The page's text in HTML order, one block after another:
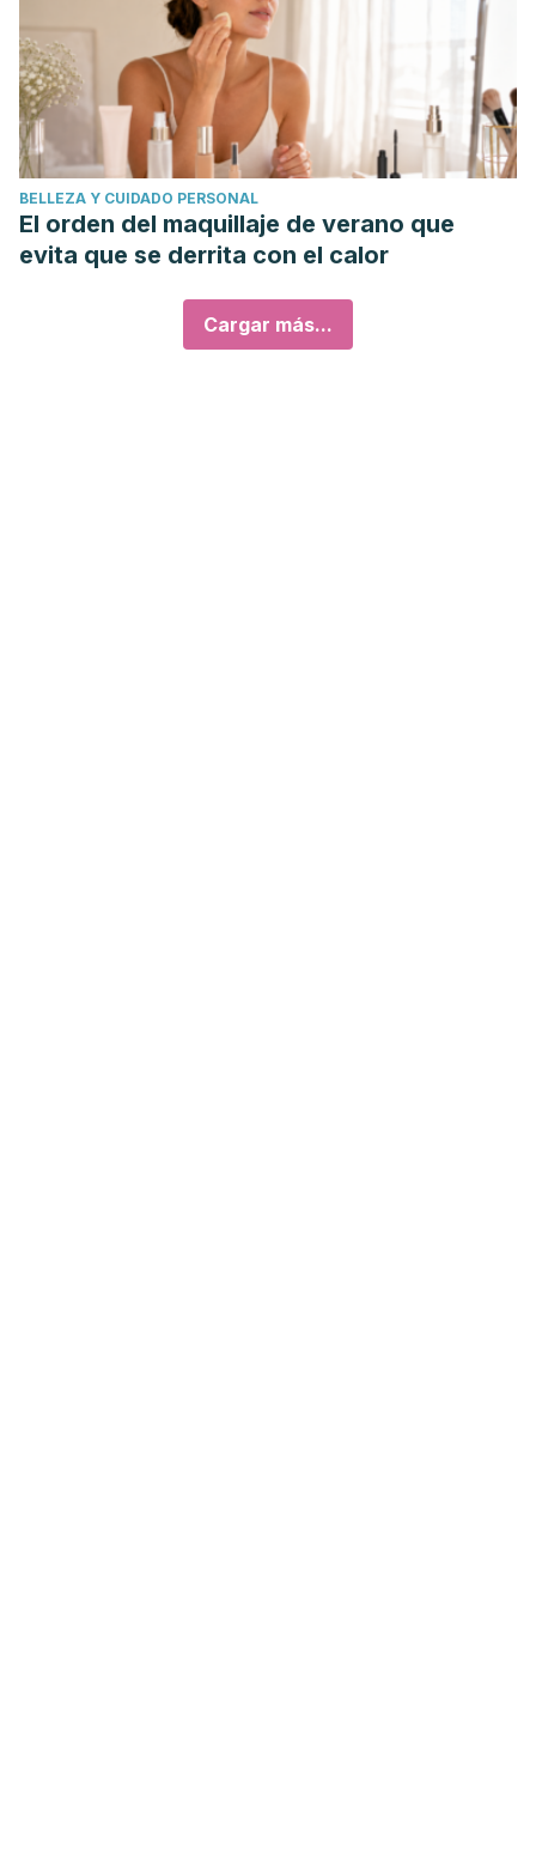
BELLEZA Y CUIDADO PERSONAL
El orden del maquillaje de verano que
evita que se derrita con el calor
Cargar más...